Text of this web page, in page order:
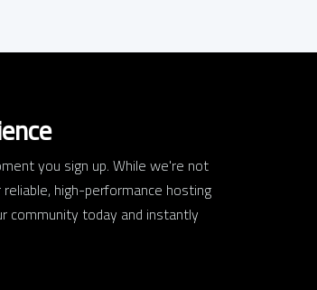
you sign up. While we're not
high-performance hosting
community today and instantly